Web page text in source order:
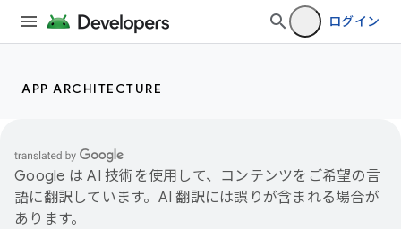
ログイン
APP ARCHITECTURE
Google は AI 技術を使用して、コンテンツをご希望の言
語に翻訳しています。AI 翻訳には誤りが含まれる場合が
あります。